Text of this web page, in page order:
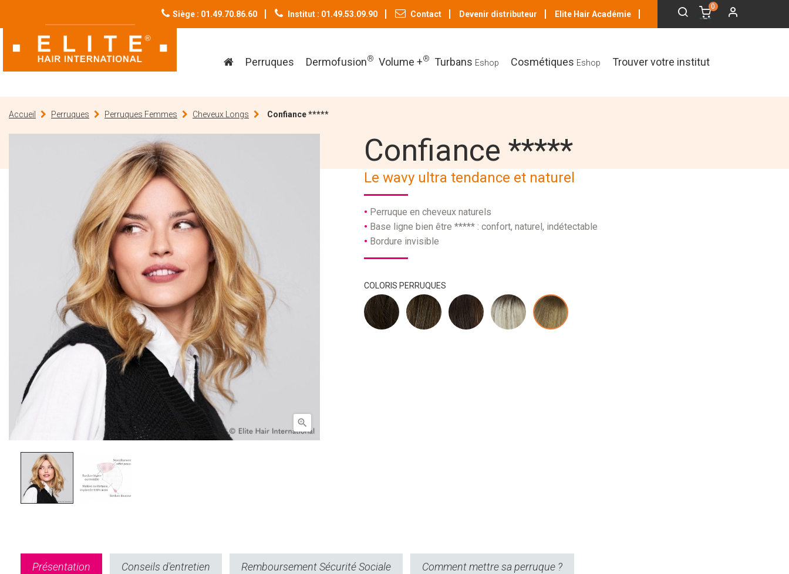
Siège : 01.49.70.86.60 Institut : 01.49.53.09.90 Contact Devenir distributeur Elite Hair Académie
0
Perruques Dermofusion® Volume +® Turbans Eshop Cosmétiques Eshop Trouver votre institut
Accueil Perruques Perruques Femmes Cheveux Longs Confiance *****

Confiance *****
Le wavy ultra tendance et naturel
Perruque en cheveux naturels
Base ligne bien être ***** : confort, naturel, indétectable
Bordure invisible
COLORIS PERRUQUES
Présentation Conseils d'entretien Remboursement Sécurité Sociale Comment mettre sa perruque ?